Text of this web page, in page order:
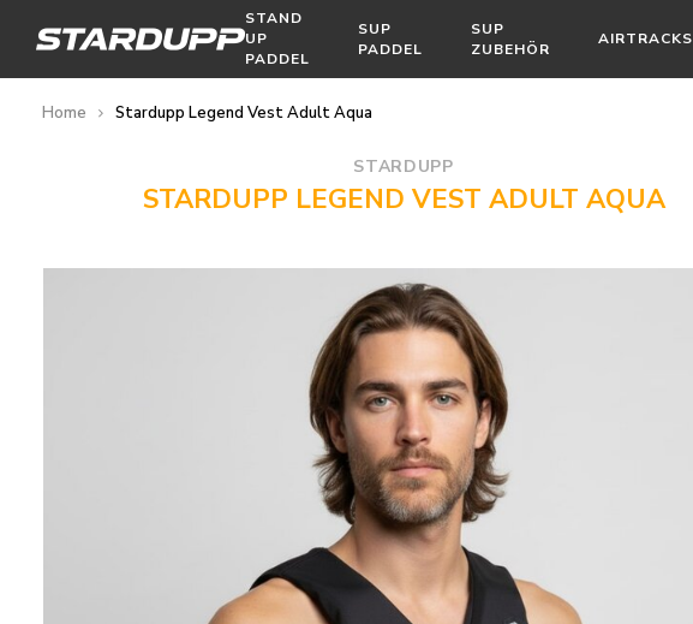
STAND
UP
PADDEL
SUP
PADDEL
SUP
ZUBEHÖR
AIRTRACKS
Home Stardupp Legend Vest Adult Aqua
STARDUPP
STARDUPP LEGEND VEST ADULT AQUA